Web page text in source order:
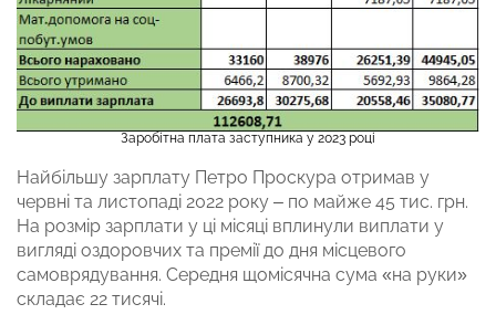
Заробітна плата заступника у 2023 році
Найбільшу зарплату Петро Проскура отримав у
червні та листопаді 2022 року – по майже 45 тис. грн.
На розмір зарплати у ці місяці вплинули виплати у
вигляді оздоровчих та премії до дня місцевого
самоврядування. Середня щомісячна сума «на руки»
складає 22 тисячі.